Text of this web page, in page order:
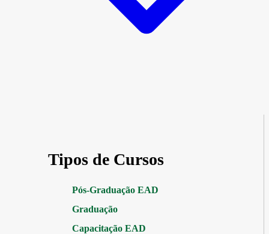
Tipos de Cursos
Pós-Graduação EAD
Graduação
Capacitação EAD